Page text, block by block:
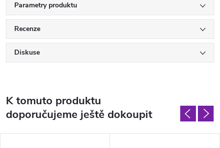
Parametry produktu
Recenze
Diskuse
K tomuto produktu
doporučujeme ještě dokoupit